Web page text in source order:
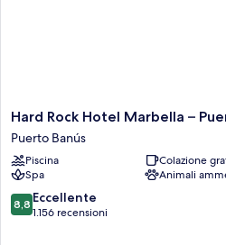
Hard
Rock
Hotel
Marbella
–
Puerto
Banús
Hard Rock Hotel Marbella –
Puerto Banús
Piscina
Colazione
Spa
Animali
8.8
su
8,8 Eccellente
1.156 recensioni